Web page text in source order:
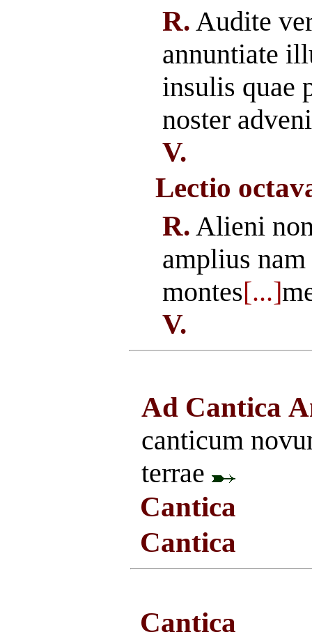
R. Audite
annuntiate
insulis quae
noster
V.
Lectio
R. Alieni
amplius
montes[...]
V.
Ad Cantica
canticum
terrae
Cantica
Cantica
Cantica